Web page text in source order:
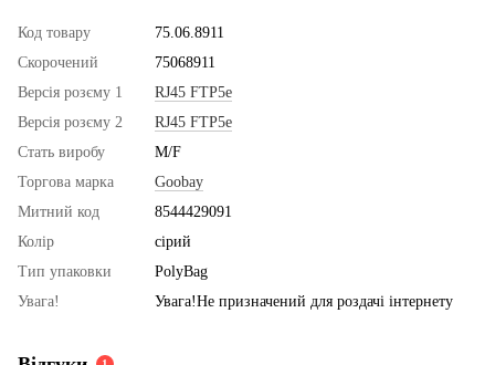
Код товару
75.06.8911
Скорочений
75068911
Версія розєму 1
RJ45 FTP5e
Версія розєму 2
RJ45 FTP5e
Стать виробу
M/F
Торгова марка
Goobay
Митний код
8544429091
Колір
сірий
Тип упаковки
PolyBag
Увага!
Увага!Не призначений для роздачі інтернету